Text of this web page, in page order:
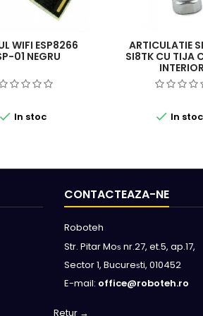
WIFI ESP8266
01 NEGRU
 In stoc
ARTICULATIE
SI8TK CU TIJA
INTERIOR
 In stoc
CONTACTEAZA-NE
Roboteh
Str. Pitar Mos nr.27, et.5, ap.17,
Sector 1, Bucuresti, 010452
E-mail: office@roboteh.ro
Retur →